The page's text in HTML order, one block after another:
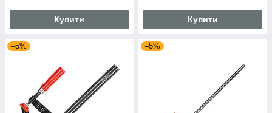
Купити Купити
–5% –5%